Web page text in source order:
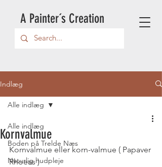
A Painter´s Creation
Indlæg
Alle indlæg
Boden på Trelde Næs
Naturlig hudpleje
Alle indlæg
Kornvalmue
Kornvalmue eller korn-valmue ( Papaver
Rhoeas )